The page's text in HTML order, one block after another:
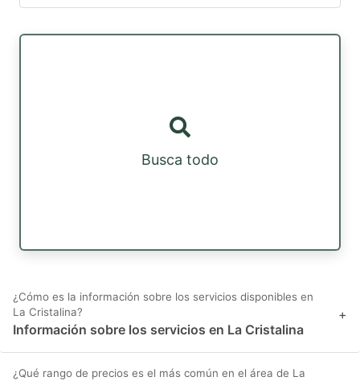
Busca todo
¿Cómo es la información sobre los servicios disponibles en
La Cristalina?
Información sobre los servicios en La Cristalina
+
¿Qué rango de precios es el más común en el área de La